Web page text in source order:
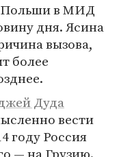
Польши в МИД
дня. Ясина
вызова,
более
Дуда
вести
году Россия